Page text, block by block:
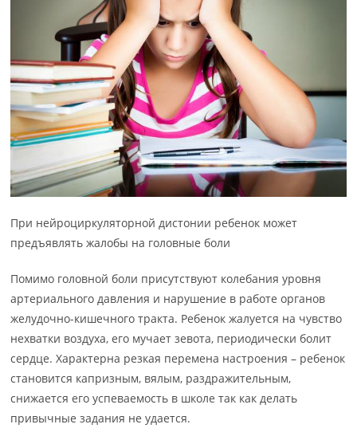
При нейроциркуляторной дистонии ребенок может
предъявлять жалобы на головные боли
Помимо головной боли присутствуют колебания уровня
артериального давления и нарушение в работе органов
желудочно-кишечного тракта. Ребенок жалуется на чувство
нехватки воздуха, его мучает зевота, периодически болит
сердце. Характерна резкая перемена настроения – ребенок
становится капризным, вялым, раздражительным,
снижается его успеваемость в школе так как делать
привычные задания не удается.